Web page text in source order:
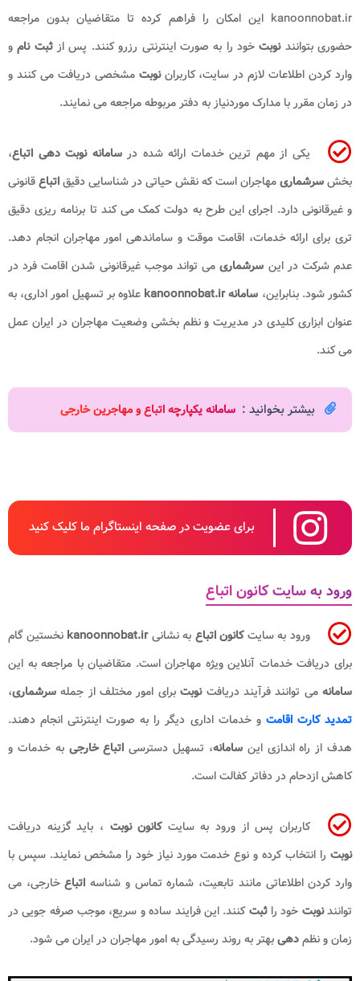
kanoonnobat.ir این امکان را فراهم کرده تا متقاضیان بدون مراجعه
حضوری بتوانندنوبتخود را به صورت اینترنتی رزرو کنند. پس ازثبت نام و
وارد کردن اطلاعات لازم در سایت، کاربراننوبتمشخصی دریافت می کنند و
در زمان مقرر با مدارک موردنیاز به دفتر مربوطه مراجعه می نمایند.
یکی از مهم ترین خدمات ارائه شده درسامانه نوبت دهی اتباع،
بخشسرشماریمهاجران است که نقش حیاتی در شناسایی دقیقاتباعقانونی
و غیرقانونی دارد. اجرای این طرح به دولت کمک می کند تا برنامه ریزی دقیق
تری برای ارائه خدمات، اقامت موقت و ساماندهی امور مهاجران انجام دهد.
عدم شرکت در این سرشماری می تواند موجب غیرقانونی شدن اقامت فرد در
کشور شود. بنابراین، سامانه kanoonnobat.ir
علاوه بر تسهیل امور اداری، به
عنوان ابزاری کلیدی در مدیریت و نظم بخشی وضعیت مهاجران در ایران عمل
می کند.
بیشتر بخوانید : سامانه یکپارچه اتباع و مهاجرین خارجی
برای عضویت در صفحه اینستاگرام ما کلیک کنید
ورود به سایت کانون اتباع
ورود به سایتکانون اتباع به نشانیkanoonnobat.ir نخستین گام
برای دریافت خدمات آنلاین ویژه مهاجران است. متقاضیان با مراجعه به این
سامانهمی توانند فرآیند دریافتنوبتبرای امور مختلف از جمله سرشماری،
تمدید کارت اقامت و خدمات اداری دیگر را به صورت اینترنتی انجام دهند.
هدف از راه اندازی اینسامانه، تسهیل دسترسی اتباع خارجیبه خدمات و
کاهش ازدحام در دفاتر کفالت است.
کاربران پس از ورود به سایتکانون نوبت ، باید گزینه دریافت
نوبت را انتخاب کرده و نوع خدمت مورد نیاز خود را مشخص نمایند. سپس با
وارد کردن اطلاعاتی مانند تابعیت، شماره تماس و شناسه اتباعخارجی، می
توانندنوبت خود راثبتکنند. این فرایند ساده و سریع، موجب صرفه جویی در
زمان و نظمدهیبهتر به روند رسیدگی به امور مهاجران در ایران می شود.